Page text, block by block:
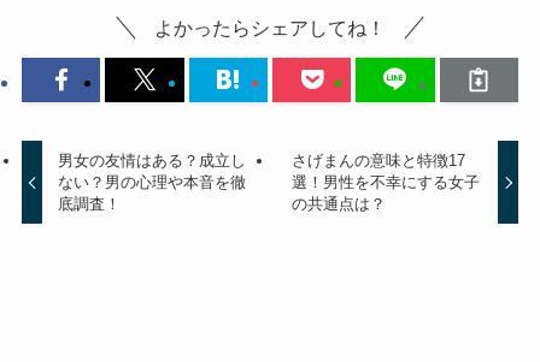
よかったらシェアしてね！
男女の友情はある？成立し
ない？男の心理や本音を徹
底調査！
さげまんの意味と特徴17
選！男性を不幸にする女子
の共通点は？